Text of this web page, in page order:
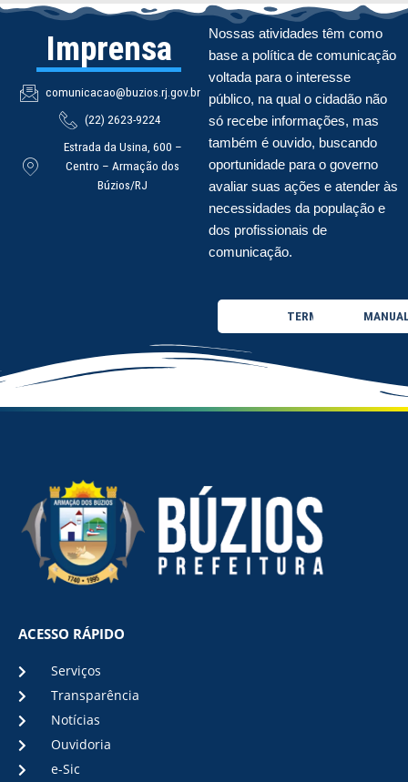
Imprensa
comunicacao@buzios.rj.gov.br
(22) 2623-9224
Estrada da Usina, 600 –
Centro – Armação dos
Búzios/RJ
Nossas atividades têm como
base a política de comunicação
voltada para o interesse
público, na qual o cidadão não
só recebe informações, mas
também é ouvido, buscando
oportunidade para o governo
avaliar suas ações e atender às
necessidades da população e
dos profissionais de
comunicação.
TERMO DE USO
ACESSO RÁPIDO
Serviços
Transparência
Notícias
Ouvidoria
e-Sic